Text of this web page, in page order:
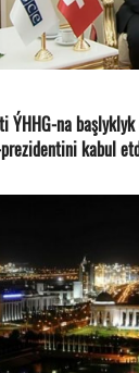
ÝHHG-na
kabul